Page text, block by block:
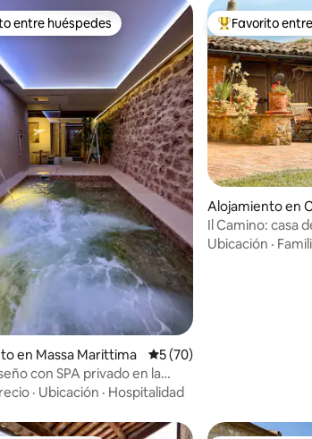
de 5, 139 reseñas
huéspedes preferido
entre huéspedes
en Massa Marittima Calificación promedio: 5 de
5 (70)
con SPA privado en la
· Ubicación · Hospitalidad
Favorito entre
Favorito
Alojamiento en
Il Camino: casa
inspirada en el
Ubicación ·